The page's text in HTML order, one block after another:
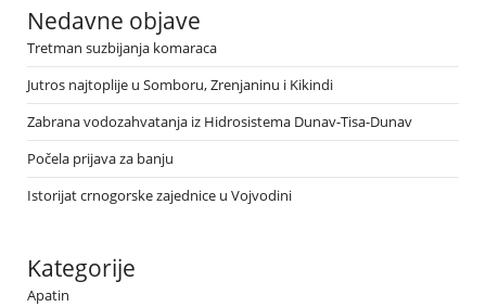
Nedavne objave
Tretman suzbijanja komaraca
Jutros najtoplije u Somboru, Zrenjaninu i Kikindi
Zabrana vodozahvatanja iz Hidrosistema Dunav-Tisa-Dunav
Počela prijava za banju
Istorijat crnogorske zajednice u Vojvodini
Kategorije
Apatin